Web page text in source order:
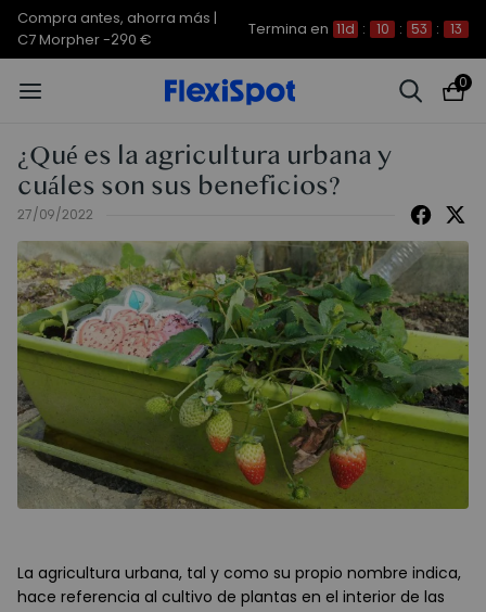
Compra antes, ahorra más | E7
Plus -200 €
Termina en 11d : 10 : 53 : 13
0
¿Qué es la agricultura urbana y
cuáles son sus beneficios?
27/09/2022
La agricultura urbana, tal y como su propio nombre indica,
hace referencia al cultivo de plantas en el interior de las